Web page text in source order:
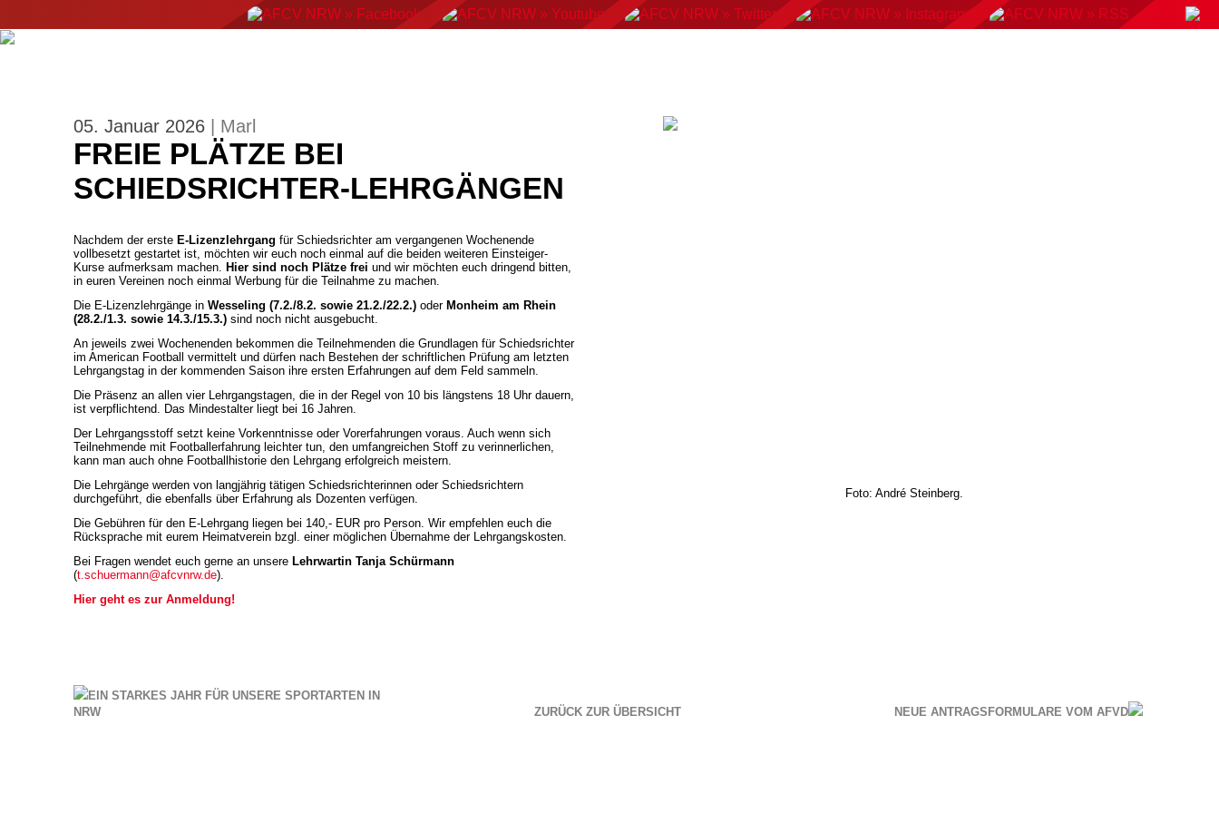
05. Januar 2026 | Marl
FREIE PLÄTZE BEI
SCHIEDSRICHTER-LEHRGÄNGEN
Nachdem der erste E-Lizenzlehrgang für Schiedsrichter am vergangenen Wochenende
vollbesetzt gestartet ist, möchten wir euch noch einmal auf die beiden weiteren Einsteiger-
Kurse aufmerksam machen. Hier sind noch Plätze frei und wir möchten euch dringend bitten,
in euren Vereinen noch einmal Werbung für die Teilnahme zu machen.
Die E-Lizenzlehrgänge in Wesseling (7.2./8.2. sowie 21.2./22.2.)oder Monheim am Rhein
(28.2./1.3. sowie 14.3./15.3.)sind noch nicht ausgebucht.
An jeweils zwei Wochenenden bekommen die Teilnehmenden die Grundlagen für Schiedsrichter
im American Football vermittelt und dürfen nach Bestehen der schriftlichen Prüfung am letzten
Lehrgangstag in der kommenden Saison ihre ersten Erfahrungen auf dem Feld sammeln.
Die Präsenz an allen vier Lehrgangstagen, die in der Regel von 10 bis längstens 18 Uhr dauern,
ist verpflichtend. Das Mindestalter liegt bei 16 Jahren.
Der Lehrgangsstoff setzt keine Vorkenntnisse oder Vorerfahrungen voraus. Auch wenn sich
Teilnehmende mit Footballerfahrung leichter tun, den umfangreichen Stoff zu verinnerlichen,
kann man auch ohne Footballhistorie den Lehrgang erfolgreich meistern.
Die Lehrgänge werden von langjährig tätigen Schiedsrichterinnen oder Schiedsrichtern
durchgeführt, die ebenfalls über Erfahrung als Dozenten verfügen.
Die Gebühren für den E-Lehrgang liegen bei 140,- EUR pro Person. Wir empfehlen euch die
Rücksprache mit eurem Heimatverein bzgl. einer möglichen Übernahme der Lehrgangskosten.
Bei Fragen wendet euch gerne an unsere Lehrwartin Tanja Schürmann
(t.schuermann@afcvnrw.de).
Hier geht es zur Anmeldung!
Foto: André Steinberg.
EIN STARKES JAHR FÜR UNSERE SPORTARTEN IN
NRW
ZURÜCK ZUR ÜBERSICHT NEUE ANTRAGSFORMULARE VOM AFVD